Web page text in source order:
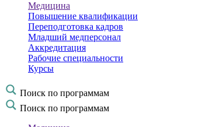
Медицина
Повышение квалификации
Переподготовка кадров
Младший медперсонал
Аккредитация
Рабочие специальности
Курсы
Поиск по программам
Поиск по программам